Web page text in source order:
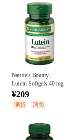
Nature's Bounty |
Lutein Softgels 40 mg
¥209
满折 满免